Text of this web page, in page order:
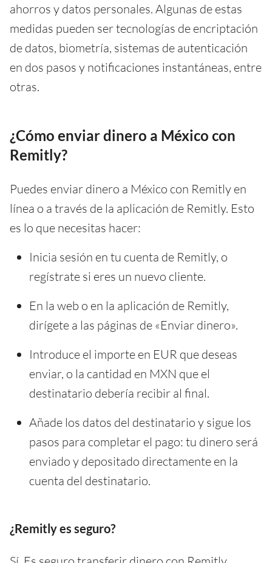
ahorros y datos personales. Algunas de estas
medidas pueden ser tecnologías de encriptación
de datos, biometría, sistemas de autenticación
en dos pasos y notificaciones instantáneas, entre
otras.
¿Cómo enviar dinero a México con
Remitly?
Puedes enviar dinero a México con Remitly en
línea o a través de la aplicación de Remitly. Esto
es lo que necesitas hacer:
Inicia sesión en tu cuenta de Remitly, o
regístrate si eres un nuevo cliente.
En la web o en la aplicación de Remitly,
dirígete a las páginas de «Enviar dinero».
Introduce el importe en EUR que deseas
enviar, o la cantidad en MXN que el
destinatario debería recibir al final.
Añade los datos del destinatario y sigue los
pasos para completar el pago: tu dinero será
enviado y depositado directamente en la
cuenta del destinatario.
¿Remitly es seguro?